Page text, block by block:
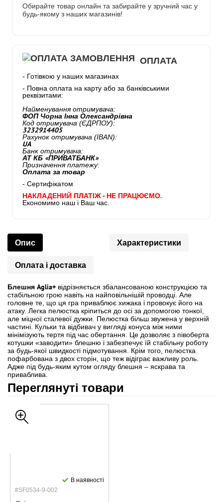
Обирайте товар онлайн та забирайте у зручний час у
будь-якому з наших магазинів!
ОПЛАТА
- Готівкою у наших магазинах
- Повна оплата на карту або за банківськими
реквізитами:
Найменування отримувача:
ФОП Чорна Інна Олександрівна
Код отримувача (ЄДРПОУ):
3232914405
Рахунок отримувача (IBAN):
UA
Банк отримувача:
АТ КБ «ПРИВАТБАНК»
Призначення платежу:
Оплата за товар
- Сертифікатом
НАКЛАДЕНИЙ ПЛАТІЖ - НЕ ПРАЦЮЄМО.
Економимо наш і Ваш час.
Опис Характеристики
Оплата і доставка
Блешня Aglia+ відрізняється збалансованою конструкцією та
стабільною грою навіть на найповільнішій проводці. Але
головне те, що ця гра приваблює хижака і провокує його на
атаку. Легка пелюстка кріпиться до осі за допомогою тонкої,
але міцної сталевої дужки. Пелюстка більш звужена у верхній
частині. Кульки та відбивач у вигляді конуса між ними
мінімізують тертя під час обертання. Це дозволяє з півоберта
котушки «заводити» блешню і забезпечує їй стабільну роботу
за будь-якої швидкості підмотування. Крім того, пелюстка
пофарбована з двох сторін, що теж відіграє важливу роль.
Адже під будь-яким кутом огляду блешня – яскрава та
приваблива.
Переглянуті товари
#SF0534-9-002
В наявності